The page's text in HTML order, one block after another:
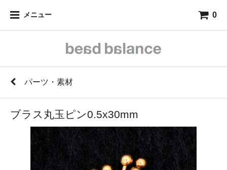
メニュー 0
パーツ・素材
ブラス丸玉ピン0.5x30mm